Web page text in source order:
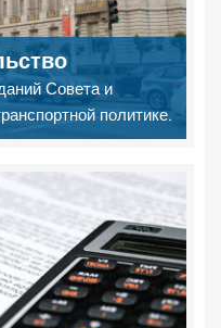
Совета и
политике.